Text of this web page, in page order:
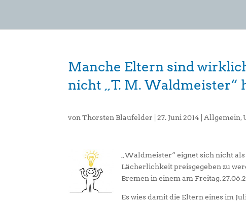
Manche Eltern sind
nicht „T. M. Waldmeister“
vonThorsten Blaufelder |27. Juni 2014 Allgemein ,
„Waldmeister“ eignet sich nicht
Lächerlichkeit preisgegeben zu
Bremen in einem am Freitag,
Es wies damit die Eltern eines im